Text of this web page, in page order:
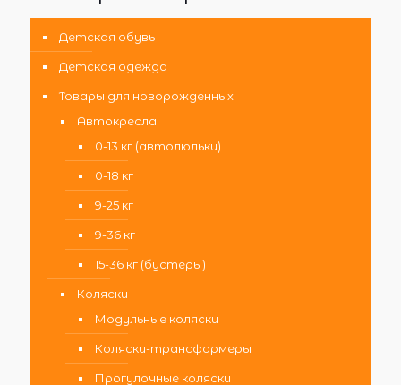
Детская обувь
Детская одежда
Товары для новорожденных
Автокресла
0-13 кг (автолюльки)
0-18 кг
9-25 кг
9-36 кг
15-36 кг (бустеры)
Коляски
Модульные коляски
Коляски-трансформеры
Прогулочные коляски